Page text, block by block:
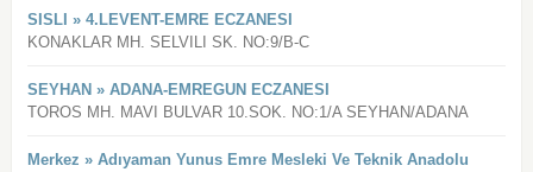
SISLI » 4.LEVENT-EMRE ECZANESI
KONAKLAR MH. SELVILI SK. NO:9/B-C
SEYHAN » ADANA-EMREGUN ECZANESI
TOROS MH. MAVI BULVAR 10.SOK. NO:1/A SEYHAN/ADANA
Merkez » Adıyaman Yunus Emre Mesleki Ve Teknik Anadolu